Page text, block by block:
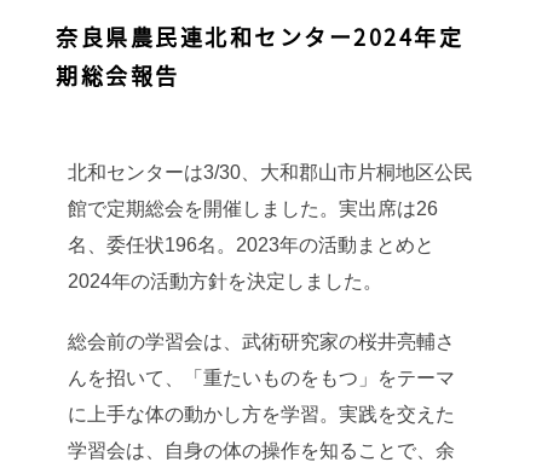
奈良県農民連北和センター2024年定
期総会報告
北和センターは3/30、大和郡山市片桐地区公民
館で定期総会を開催しました。実出席は26
名、委任状196名。2023年の活動まとめと
2024年の活動方針を決定しました。
総会前の学習会は、武術研究家の桜井亮輔さ
んを招いて、「重たいものをもつ」をテーマ
に上手な体の動かし方を学習。実践を交えた
学習会は、自身の体の操作を知ることで、余